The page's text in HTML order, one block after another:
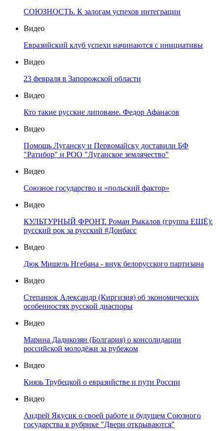
СОЮЗНОСТЬ. К залогам успехов интеграции
Видео
Евразийский клуб успехи начинаются с инициативы
Видео
23 февраля в Запорожской области
Видео
Кто такие русские липоване. Федор Афанасов
Видео
Помощь Луганску и Первомайску доставили БФ
"Ратибор" и РОО "Луганское землячество"
Видео
Союзное государство и «польский фактор»
Видео
КУЛЬТУРНЫЙ ФРОНТ. Роман Рыкалов (группа ЕЩЁ):
русский рок за русский #Донбасс
Видео
Дюк Мишель Нгебана - внук белорусского партизана
Видео
Степанюк Александр (Киргизия) об экономических
особенностях русской диаспоры
Видео
Марина Дадикозян (Болгария) о консолидации
российской молодёжи за рубежом
Видео
Князь Трубецкой о евразийстве и пути России
Видео
Андрей Якусик о своей работе и будущем Союзного
государства в рубрике "Двери открываются"